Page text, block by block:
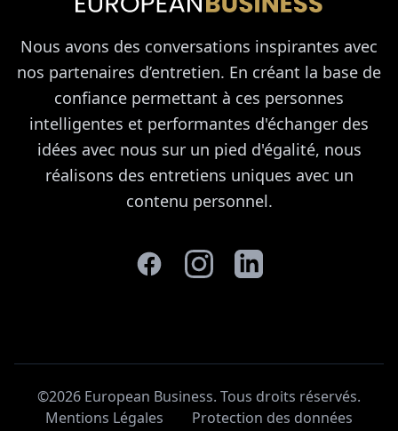
Nous avons des conversations inspirantes avec
nos partenaires d’entretien. En créant la base de
confiance permettant à ces personnes
intelligentes et performantes d'échanger des
idées avec nous sur un pied d'égalité, nous
réalisons des entretiens uniques avec un
contenu personnel.
©2026 European Business. Tous droits réservés.
Mentions Légales
Protection des données